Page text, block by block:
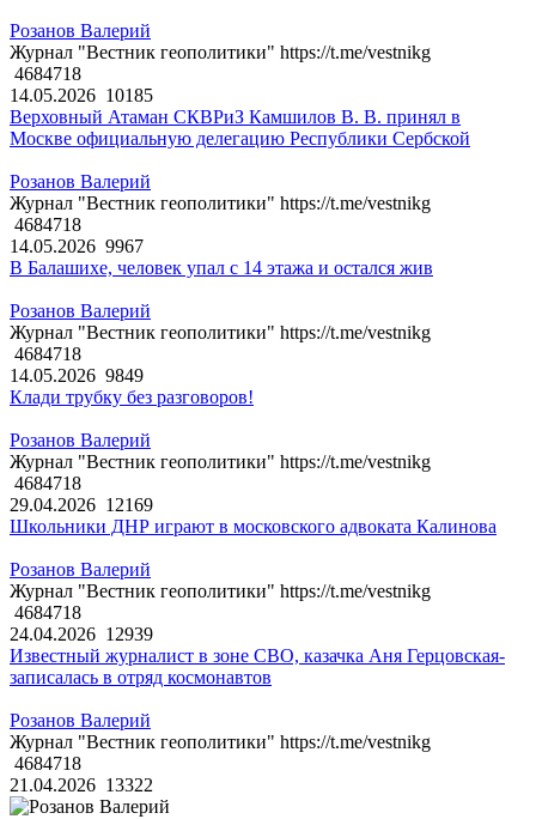
Розанов Валерий
Журнал "Вестник геополитики" https://t.me/vestnikg
4684718
14.05.2026 10185
Верховный Атаман СКВРиЗ Камшилов В. В. принял в
Москве официальную делегацию Республики Сербской
Розанов Валерий
Журнал "Вестник геополитики" https://t.me/vestnikg
4684718
14.05.2026 9967
В Балашихе, человек упал с 14 этажа и остался жив
Розанов Валерий
Журнал "Вестник геополитики" https://t.me/vestnikg
4684718
14.05.2026 9849
Клади трубку без разговоров!
Розанов Валерий
Журнал "Вестник геополитики" https://t.me/vestnikg
4684718
29.04.2026 12169
Школьники ДНР играют в московского адвоката Калинова
Розанов Валерий
Журнал "Вестник геополитики" https://t.me/vestnikg
4684718
24.04.2026 12939
Известный журналист в зоне СВО, казачка Аня Герцовская-
записалась в отряд космонавтов
Розанов Валерий
Журнал "Вестник геополитики" https://t.me/vestnikg
4684718
21.04.2026 13322